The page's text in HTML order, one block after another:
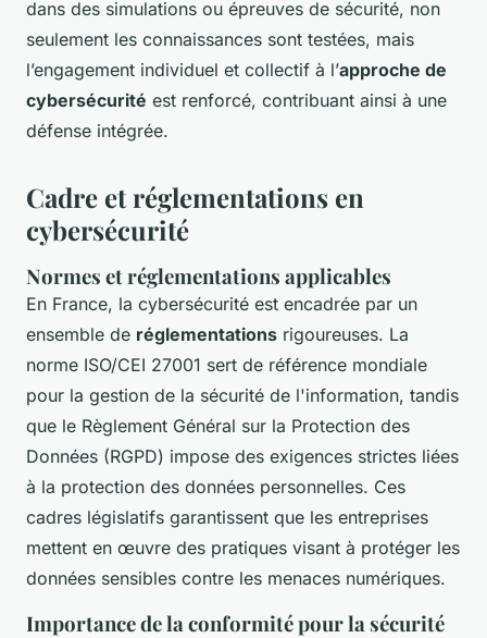
dans des simulations ou épreuves de sécurité, non
seulement les connaissances sont testées, mais
l’engagement individuel et collectif à l’approche de
cybersécurité est renforcé, contribuant ainsi à une
défense intégrée.
Cadre et réglementations en
cybersécurité
Normes et réglementations applicables
En France, la cybersécurité est encadrée par un
ensemble de réglementations rigoureuses. La
norme ISO/CEI 27001 sert de référence mondiale
pour la gestion de la sécurité de l'information, tandis
que le Règlement Général sur la Protection des
Données (RGPD) impose des exigences strictes liées
à la protection des données personnelles. Ces
cadres législatifs garantissent que les entreprises
mettent en œuvre des pratiques visant à protéger les
données sensibles contre les menaces numériques.
Importance de la conformité pour la sécurité